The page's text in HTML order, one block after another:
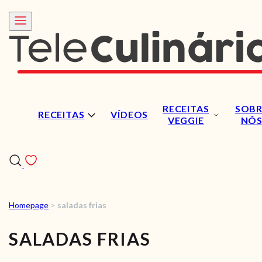
RECEITAS VÍDEOS
RECEITAS
VEGGIE
NÓS
VÍDEOS
Homepage > saladas frias
SALADAS FRIAS